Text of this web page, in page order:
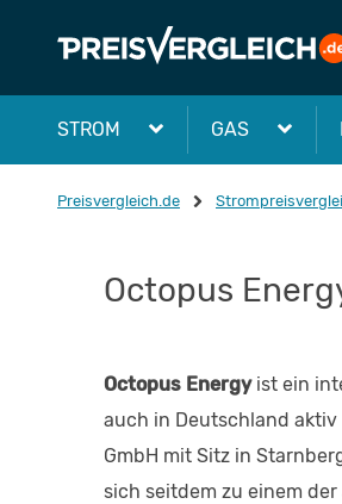
STROM GAS
Preisvergleich.de
Octopus
Octopus Energyist ein
auch in Deutschland
GmbH mit Sitz in
sich seitdem zu einem